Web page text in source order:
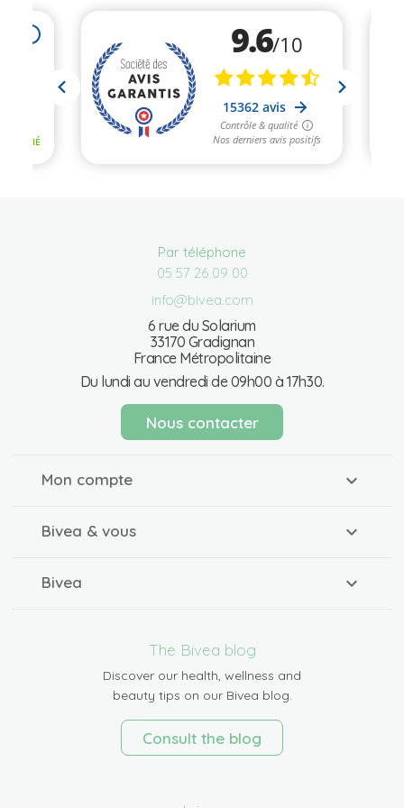
Par téléphone
05 57 26 09 00
info@bivea.com
6 rue du Solarium
33170 Gradignan
France Métropolitaine
Du lundi au vendredi de 09h00 à 17h30.
Nous contacter
Mon compte
Bivea & vous
Bivea
The Bivea blog
Discover our health, wellness and
beauty tips on our Bivea blog.
Consult the blog